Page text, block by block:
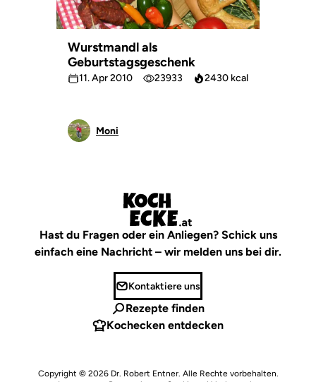
Wurstmandl als
Geburtstagsgeschenk
11. Apr 2010 23933 2430 kcal
Moni
Hast du Fragen oder ein Anliegen? Schick uns
einfach eine Nachricht – wir melden uns bei dir.
Kontaktiere uns
Rezepte finden
Kochecken entdecken
Copyright © 2026 Dr. Robert Entner. Alle Rechte vorbehalten.